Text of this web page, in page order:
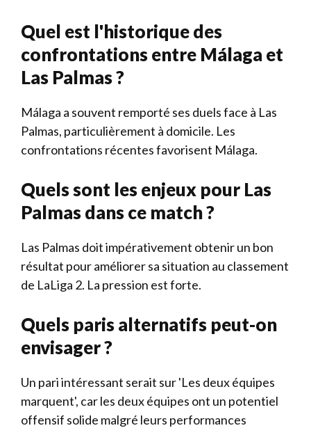
Quel est l'historique des
confrontations entre Málaga et
Las Palmas ?
Málaga a souvent remporté ses duels face à Las
Palmas, particulièrement à domicile. Les
confrontations récentes favorisent Málaga.
Quels sont les enjeux pour Las
Palmas dans ce match ?
Las Palmas doit impérativement obtenir un bon
résultat pour améliorer sa situation au classement
de LaLiga 2. La pression est forte.
Quels paris alternatifs peut-on
envisager ?
Un pari intéressant serait sur 'Les deux équipes
marquent', car les deux équipes ont un potentiel
offensif solide malgré leurs performances